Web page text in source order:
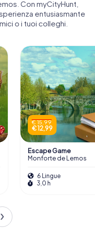
Con myCityHunt,
entusiasmante
o i tuoi colleghi.
€ 15,99
€ 12,99
Escape Game
Monforte de Lemos
6 Lingue
3,0 h